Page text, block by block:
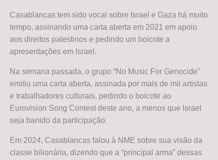
Casablancas tem sido vocal sobre Israel e Gaza há muito
tempo, assinando uma carta aberta em 2021 em apoio
aos direitos palestinos e pedindo um boicote a
apresentações em Israel.
Na semana passada, o grupo “No Music For Genocide”
emitiu uma carta aberta, assinada por mais de mil artistas
e trabalhadores culturais, pedindo o boicote ao
Eurovision Song Contest deste ano, a menos que Israel
seja banido da participação.
Em 2024, Casablancas falou à NME sobre sua visão da
classe bilionária, dizendo que a “principal arma” dessas